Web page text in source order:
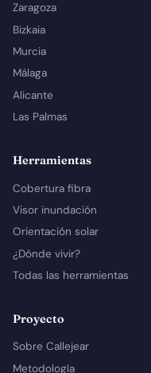
Zaragoza
Bizkaia
Murcia
Málaga
Alicante
Las Palmas
Herramientas
Cobertura fibra
Visor inundación
Orientación solar
¿Dónde vivir?
Todas las herramientas
Proyecto
Sobre Callejear
Metodología